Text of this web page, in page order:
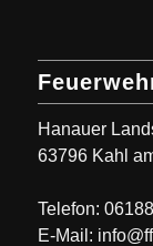
Hanauer
63796 Kahl
Telefon:
E-Mail: